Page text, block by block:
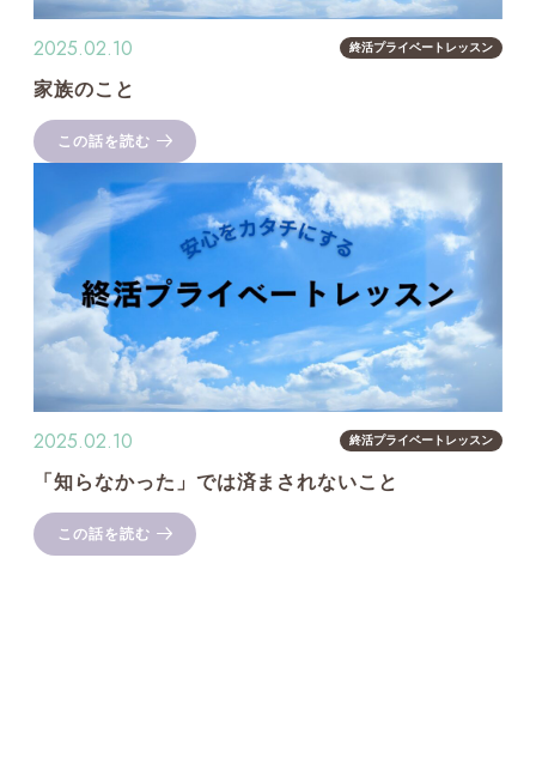
2025.02.10 終活プライベートレッスン
家族のこと
この話を読む
2025.02.10 終活プライベートレッスン
「知らなかった」では済まされないこと
この話を読む